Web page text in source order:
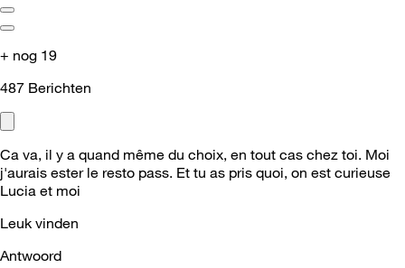
+ nog 19
487 Berichten
Ca va, il y a quand même du choix, en tout cas chez toi. Moi
j'aurais ester le resto pass. Et tu as pris quoi, on est curieuse
Lucia et moi
Leuk vinden
Antwoord